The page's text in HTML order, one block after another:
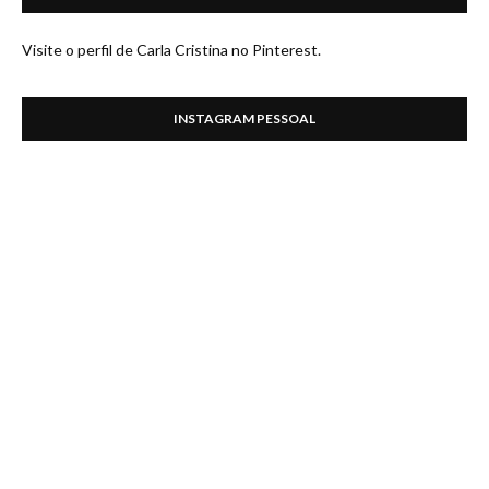
Visite o perfil de Carla Cristina no Pinterest.
INSTAGRAM PESSOAL